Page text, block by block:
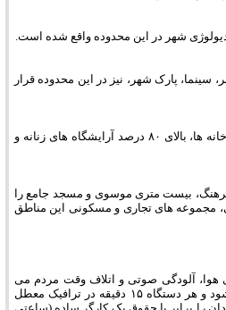
پارک شهر، نیز در این محدوده قرار
قلب تجاری شهر در این جا می تپد، علاوه بر سایر صنوف، ۱۰۰ درصد زرگری ها و ۹۰ درصد دفترخانه ها، بالای ۸۰ درصد آرایشگاه های زنانه و
فرهنگ، بیست متری موسوی و مسجد جامع را
مجموعه های تجاری و مسکونی این مناطق
آلودگی صوتی و اتلاف وقت مردم می
گردد. اگر تعداد خودروهای عبور کننده از سطح خیابان اصلی در طی روز ۳۰۰۰۰ دستگاه فرض شود و هر دستگاه ۱۵ دقیقه در ترافیک معطل